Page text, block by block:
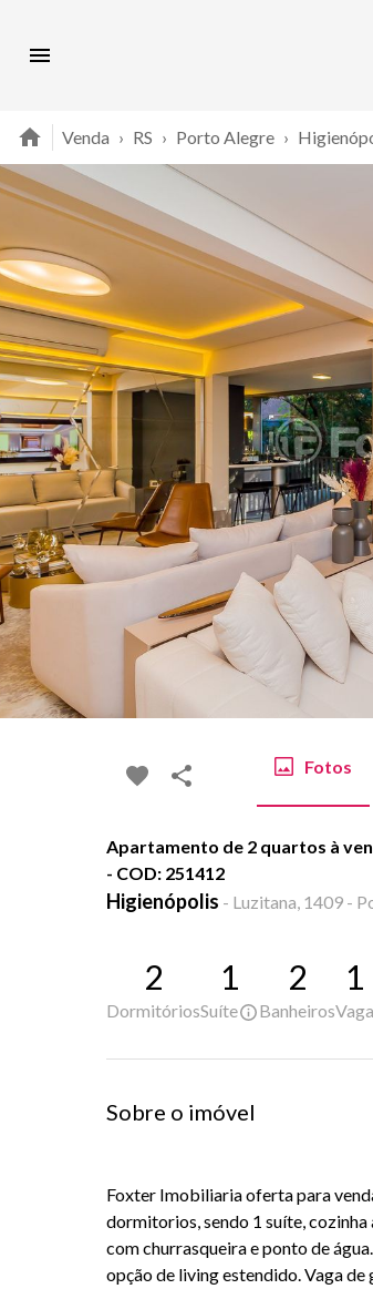
Venda › RS › Porto Alegre ›
Fotos
Apartamento de 2 quartos à
- COD: 251412
Higienópolis - Luzitana, 1409 -
2
Dormitórios
1
Suíte
2
Banheiros
1
Vaga
Sobre o imóvel
Foxter Imobiliaria oferta para
dormitorios, sendo 1 suíte,
com churrasqueira e ponto de
opção de living estendido. Vaga